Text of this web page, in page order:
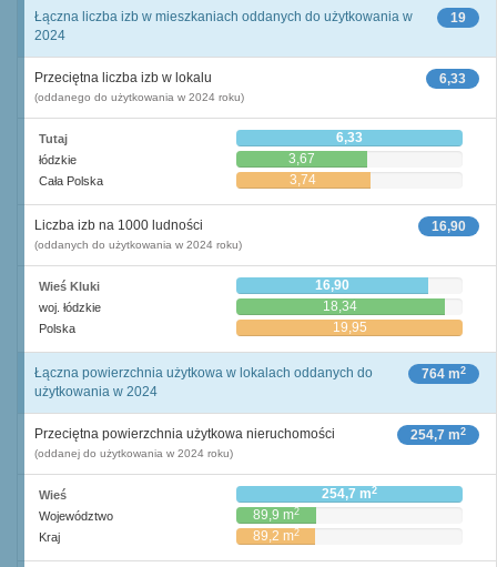
19
Łączna liczba izb w mieszkaniach oddanych do użytkowania w
2024
6,33
Przeciętna liczba izb w lokalu
(oddanego do użytkowania w 2024 roku)
Tutaj 6,33
łódzkie 3,67
Cała Polska 3,74
16,90
Liczba izb na 1000 ludności
(oddanych do użytkowania w 2024 roku)
Wieś Kluki 16,90
woj. łódzkie 18,34
Polska 19,95
764 m2
Łączna powierzchnia użytkowa w lokalach oddanych do
użytkowania w 2024
254,7 m2
Przeciętna powierzchnia użytkowa nieruchomości
(oddanej do użytkowania w 2024 roku)
Wieś 254,7 m2
Województwo 89,9 m2
Kraj 89,2 m2